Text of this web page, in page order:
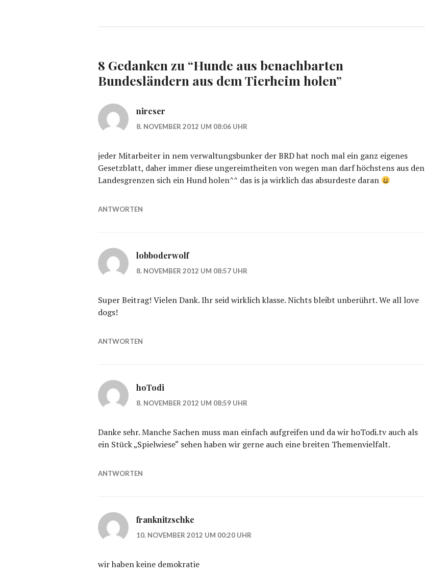
8 Gedanken zu “Hunde aus benachbarten
Bundesländern aus dem Tierheim holen”
nircser
8. NOVEMBER 2012 UM 08:06 UHR
jeder Mitarbeiter in nem verwaltungsbunker der BRD hat noch mal ein ganz eigenes
Gesetzblatt, daher immer diese ungereimtheiten von wegen man darf höchstens aus den
Landesgrenzen sich ein Hund holen^^ das is ja wirklich das absurdeste daran
ANTWORTEN
lobboderwolf
8. NOVEMBER 2012 UM 08:57 UHR
Super Beitrag! Vielen Dank. Ihr seid wirklich klasse. Nichts bleibt unberührt. We all love
dogs!
ANTWORTEN
hoTodi
8. NOVEMBER 2012 UM 08:59 UHR
Danke sehr. Manche Sachen muss man einfach aufgreifen und da wir hoTodi.tv auch als
ein Stück „Spielwiese“ sehen haben wir gerne auch eine breiten Themenvielfalt.
ANTWORTEN
franknitzschke
10. NOVEMBER 2012 UM 00:20 UHR
wir haben keine demokratie